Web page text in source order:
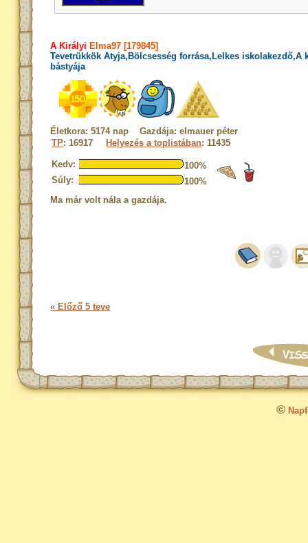
A Királyi Elma97 [179845]
Tevetrükkök Atyja,Bölcsesség forrása,Lelkes iskolakezdő,A
bástyája
Életkora: 5174 nap Gazdája: elmauer péter
TP: 16917 Helyezés a toplistában: 11435
Kedv:
100%
Súly:
100%
Ma már volt nála a gazdája.
« Előző 5 teve
©